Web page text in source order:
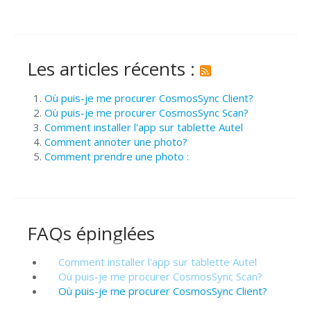
Les articles récents :
Où puis-je me procurer CosmosSync Client?
Où puis-je me procurer CosmosSync Scan?
Comment installer l'app sur tablette Autel
Comment annoter une photo?
Comment prendre une photo :
FAQs épinglées
Comment installer l'app sur tablette Autel
Où puis-je me procurer CosmosSync Scan?
Où puis-je me procurer CosmosSync Client?